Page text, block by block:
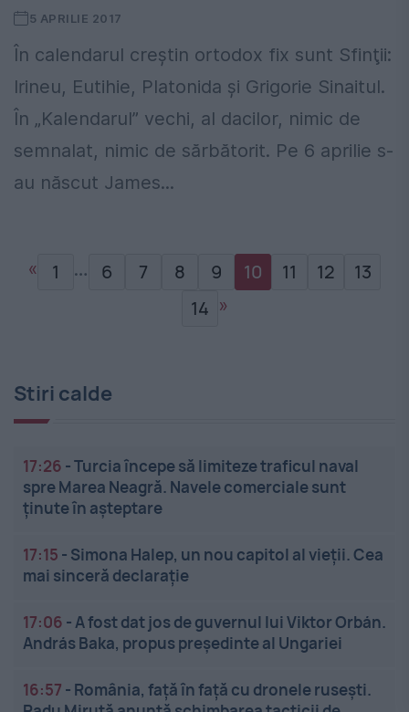
5 APRILIE 2017
În calendarul creştin ortodox fix sunt Sfinţii:
Irineu, Eutihie, Platonida şi Grigorie Sinaitul.
În „Kalendarul” vechi, al dacilor, nimic de
semnalat, nimic de sărbătorit. Pe 6 aprilie s-
au născut James...
« 1 … 6 7 8 9 10 11 12
13
14 »
Stiri calde
17:26 -Turcia începe să limiteze traficul naval
spre Marea Neagră. Navele comerciale sunt
ținute în așteptare
17:15 - Simona Halep, un nou capitol al vieții. Cea
mai sinceră declarație
17:06 -A fost dat jos de guvernul lui Viktor Orbán.
András Baka, propus președinte al Ungariei
16:57 - România, față în față cu dronele rusești.